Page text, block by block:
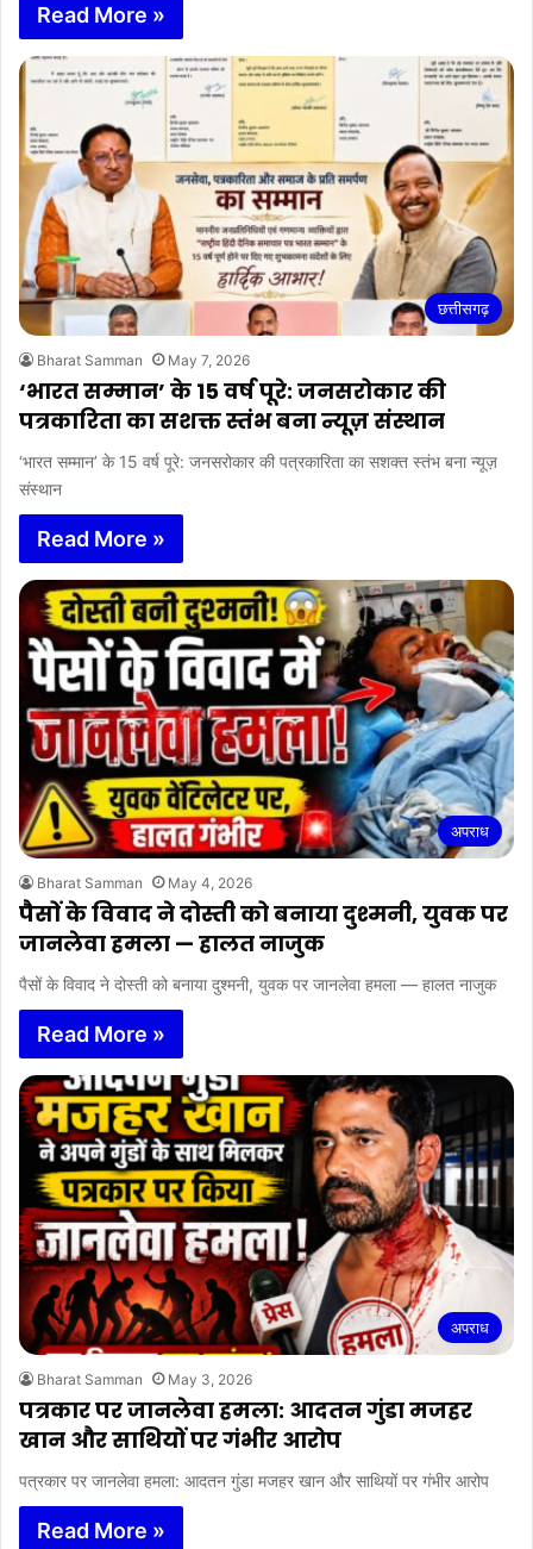
Read More »
छत्तीसगढ़
Bharat Samman May 7, 2026
‘भारत सम्मान’ के 15 वर्ष पूरे: जनसरोकार की
पत्रकारिता का सशक्त स्तंभ बना न्यूज़ संस्थान
‘भारत सम्मान’ के 15 वर्ष पूरे: जनसरोकार की पत्रकारिता का सशक्त स्तंभ बना न्यूज़
संस्थान
Read More »
अपराध
Bharat Samman May 4, 2026
पैसों के विवाद ने दोस्ती को बनाया दुश्मनी, युवक पर
जानलेवा हमला — हालत नाजुक
पैसों के विवाद ने दोस्ती को बनाया दुश्मनी, युवक पर जानलेवा हमला — हालत नाजुक
Read More »
अपराध
Bharat Samman May 3, 2026
पत्रकार पर जानलेवा हमला: आदतन गुंडा मजहर
खान और साथियों पर गंभीर आरोप
पत्रकार पर जानलेवा हमला: आदतन गुंडा मजहर खान और साथियों पर गंभीर आरोप
Read More »